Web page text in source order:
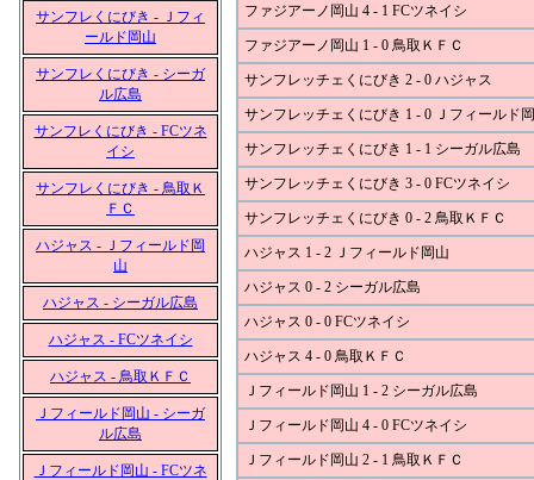
サンフレくにびき - Ｊフィ
ールド岡山
サンフレくにびき - シーガ
ル広島
サンフレくにびき - FCツネ
イシ
サンフレくにびき - 鳥取Ｋ
ＦＣ
ハジャス - Ｊフィールド岡
山
ハジャス - シーガル広島
ハジャス - FCツネイシ
ハジャス - 鳥取ＫＦＣ
Ｊフィールド岡山 - シーガ
ル広島
Ｊフィールド岡山 - FCツネ
ファジアーノ岡山 4 - 1 FCツネイシ
ファジアーノ岡山 1 - 0 鳥取ＫＦＣ
サンフレッチェくにびき 2 - 0 ハジャス
サンフレッチェくにびき 1 - 0 Ｊフィールド
サンフレッチェくにびき 1 - 1 シーガル広島
サンフレッチェくにびき 3 - 0 FCツネイシ
サンフレッチェくにびき 0 - 2 鳥取ＫＦＣ
ハジャス 1 - 2 Ｊフィールド岡山
ハジャス 0 - 2 シーガル広島
ハジャス 0 - 0 FCツネイシ
ハジャス 4 - 0 鳥取ＫＦＣ
Ｊフィールド岡山 1 - 2 シーガル広島
Ｊフィールド岡山 4 - 0 FCツネイシ
Ｊフィールド岡山 2 - 1 鳥取ＫＦＣ